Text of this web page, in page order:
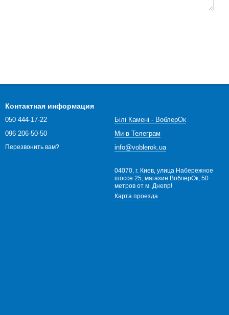
Контактная информация
050 444-17-22
096 206-50-50
Перезвонить вам?
Білі Камені - ВоблерОк
Ми в Телеграм
info@voblerok.ua
04070, г. Киев, улица Набережное
шоссе 25, магазин ВоблерОк, 50
метров от м. Днепр!
Карта проезда